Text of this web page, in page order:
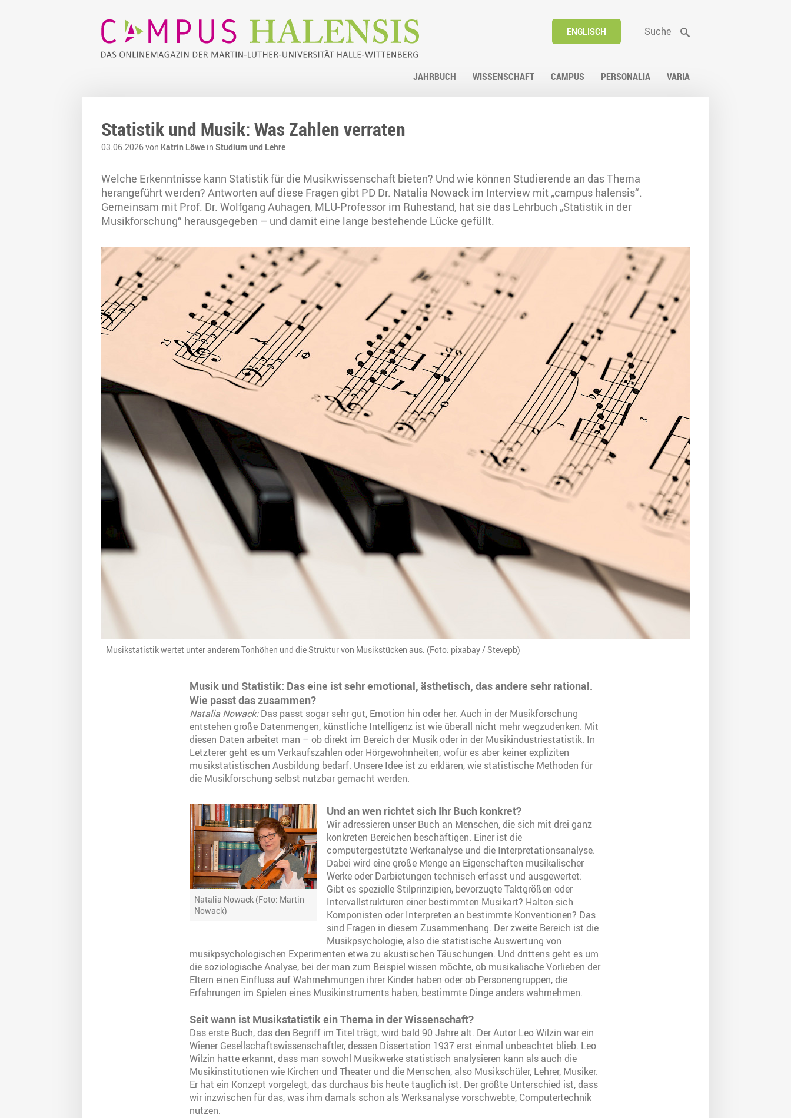
ENGLISCH Suche
JAHRBUCH WISSENSCHAFT CAMPUS PERSONALIA VARIA
Statistik und Musik: Was Zahlen verraten
03.06.2026 von Katrin Löwe in Studium und Lehre
Welche Erkenntnisse kann Statistik für die Musikwissenschaft bieten? Und wie können Studierende an das Thema
herangeführt werden? Antworten auf diese Fragen gibt PD Dr. Natalia Nowack im Interview mit „campus halensis“.
Gemeinsam mit Prof. Dr. Wolfgang Auhagen, MLU-Professor im Ruhestand, hat sie das Lehrbuch „Statistik in der
Musikforschung“ herausgegeben – und damit eine lange bestehende Lücke gefüllt.
Musikstatistik wertet unter anderem Tonhöhen und die Struktur von Musikstücken aus. (Foto: pixabay / Stevepb)
Musik und Statistik: Das eine ist sehr emotional, ästhetisch, das andere sehr rational.
Wie passt das zusammen?
Natalia Nowack:Das passt sogar sehr gut, Emotion hin oder her. Auch in der Musikforschung
entstehen große Datenmengen, künstliche Intelligenz ist wie überall nicht mehr wegzudenken. Mit
diesen Daten arbeitet man – ob direkt im Bereich der Musik oder in der Musikindustriestatistik. In
Letzterer geht es um Verkaufszahlen oder Hörgewohnheiten, wofür es aber keiner expliziten
musikstatistischen Ausbildung bedarf. Unsere Idee ist zu erklären, wie statistische Methoden für
die Musikforschung selbst nutzbar gemacht werden.
Natalia Nowack (Foto: Martin
Nowack)
Und an wen richtet sich Ihr Buch konkret?
Wir adressieren unser Buch an Menschen, die sich mit drei ganz
konkreten Bereichen beschäftigen. Einer ist die
computergestützte Werkanalyse und die Interpretationsanalyse.
Dabei wird eine große Menge an Eigenschaften musikalischer
Werke oder Darbietungen technisch erfasst und ausgewertet:
Gibt es spezielle Stilprinzipien, bevorzugte Taktgrößen oder
Intervallstrukturen einer bestimmten Musikart? Halten sich
Komponisten oder Interpreten an bestimmte Konventionen? Das
sind Fragen in diesem Zusammenhang. Der zweite Bereich ist die
Musikpsychologie, also die statistische Auswertung von
musikpsychologischen Experimenten etwa zu akustischen Täuschungen. Und drittens geht es um
die soziologische Analyse, bei der man zum Beispiel wissen möchte, ob musikalische Vorlieben der
Eltern einen Einfluss auf Wahrnehmungen ihrer Kinder haben oder ob Personengruppen, die
Erfahrungen im Spielen eines Musikinstruments haben, bestimmte Dinge anders wahrnehmen.
Seit wann ist Musikstatistik ein Thema in der Wissenschaft?
Das erste Buch, das den Begriff im Titel trägt, wird bald 90 Jahre alt. Der Autor Leo Wilzin war ein
Wiener Gesellschaftswissenschaftler, dessen Dissertation 1937 erst einmal unbeachtet blieb. Leo
Wilzin hatte erkannt, dass man sowohl Musikwerke statistisch analysieren kann als auch die
Musikinstitutionen wie Kirchen und Theater und die Menschen, also Musikschüler, Lehrer, Musiker.
Er hat ein Konzept vorgelegt, das durchaus bis heute tauglich ist. Der größte Unterschied ist, dass
wir inzwischen für das, was ihm damals schon als Werksanalyse vorschwebte, Computertechnik
nutzen.